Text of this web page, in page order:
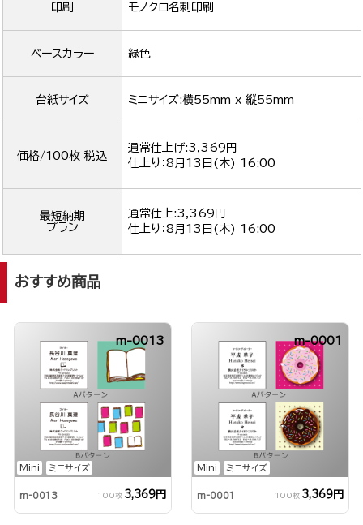
印刷 モノクロ名刺印刷
ベースカラー 緑色
台紙サイズ ミニサイズ:横55mm x 縦55mm
価格/100枚 税込
通常仕上げ:3,369円
仕上り：8月13日(木) 16:00
最短納期
プラン
通常仕上:3,369円
仕上り：8月13日(木) 16:00
おすすめ商品
Mini ミニサイズ
m-0013
m-0013 100枚 3,369円
Mini ミニサイズ
m-0001
m-0001 100枚 3,369円